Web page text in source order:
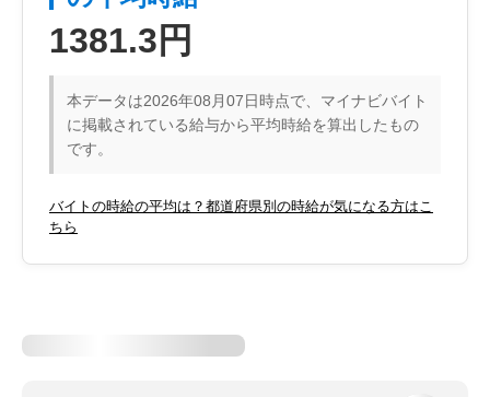
1381.3円
本データは2026年08月07日時点で、マイナビバイト
に掲載されている給与から平均時給を算出したもの
です。
バイトの時給の平均は？都道府県別の時給が気になる方はこ
ちら